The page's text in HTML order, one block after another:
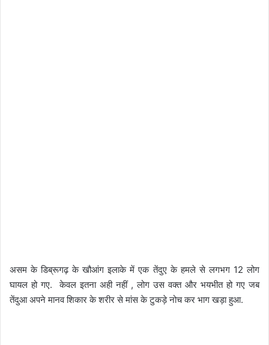
असम के डिब्रूगढ़ के खौआंग इलाके में एक तेंदुए के हमले से लगभग 12 लोग
घायल हो गए. केवल इतना अही नहीं , लोग उस वक्त और भयभीत हो गए जब
तेंदुआ अपने मानव शिकार के शरीर से मांस के टुकड़े नोच कर भाग खड़ा हुआ.